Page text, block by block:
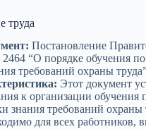
труда
Постановление
“О порядке обучения по
требований охраны
Этот документ
к организации обучения
знания требований охраны
для всех работников,